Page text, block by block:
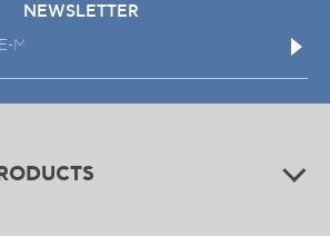
NEWSLETTER